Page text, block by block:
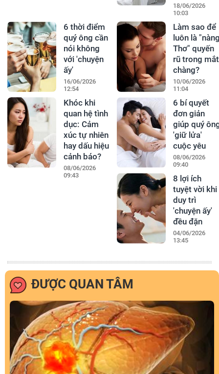
18/06/2026
10:03
6 thời điểm
quý ông cần
nói không
với 'chuyện
ấy'
16/06/2026
12:54
Làm sao để
luôn là
Thơ" quyến
rũ trong mắt
chàng?
10/06/2026
11:04
Khóc khi
quan hệ tình
dục: Cảm
xúc tự nhiên
hay dấu hiệu
cảnh báo?
08/06/2026
09:43
6 bí quyết
đơn giản
giúp quý
'giữ lửa'
cuộc yêu
08/06/2026
09:40
8 lợi ích
tuyệt vời khi
duy trì
'chuyện ấy'
đều đặn
04/06/2026
13:45
ĐƯỢC QUAN TÂM